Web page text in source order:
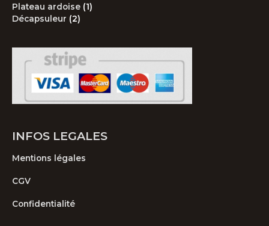
Plateau ardoise 11
Décapsuleur 22
INFOS LEGALES
Mentions légales
CGV
Confidentialité